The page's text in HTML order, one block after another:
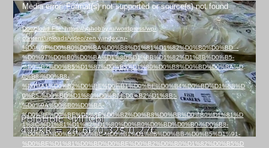
Video
Player
Media error: Format(s) not supported or source(s) not found
Download File: https://yahobby.ru/wordpress/wp-
content/uploads/video/zen.yandex.ru-
%D0%9F%D0%B0%D0%BA%D0%B8%D1%81%D1%82%D0%B0%D0%BD_-
%D0%97%D0%B0%D0%BA%D1%80%D1%8B%D1%82%D1%8B%D0%B5-
%D0%B2%D0%B5%D1%87%D0%B5%D1%80%D0%B8%D0%BD%D0%BA%D
0%B8-%D0%B8-
%D0%A1%D0%B2%D0%BE%D0%B1%D0%BE%D0%B4%D0%BD%D1%8B%D
0%B5-%D0%BD%D1%80%D0%B0%D0%B2%D1%8B.-
%D0%9A%D0%B0%D0%BA-
%D0%BF%D0%BE%D1%8F%D0%B2%D0%B8%D0%BB%D0%B0%D1%81%D
1%8C-%D1%81%D1%82%D1%80%D0%B0%D0%BD%D0%B0-%D0%B8-
%D0%BA%D0%B5%D0%BC-%D0%B1%D1%8B%D0%BB-%D0%B5%D1%91-
%D0%BE%D1%81%D0%BD%D0%BE%D0%B2%D0%B0%D1%82%D0%B5%D